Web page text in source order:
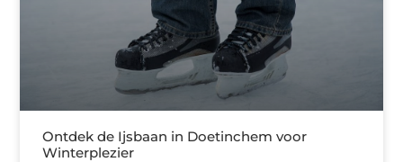
Ontdek de Ijsbaan in Doetinchem voor
Winterplezier